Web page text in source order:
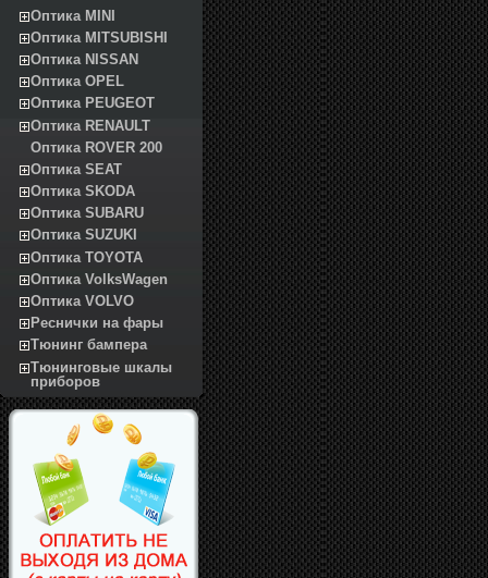
Оптика MINI
Оптика MITSUBISHI
Оптика NISSAN
Оптика OPEL
Оптика PEUGEOT
Оптика RENAULT
Оптика ROVER 200
Оптика SEAT
Оптика SKODA
Оптика SUBARU
Оптика SUZUKI
Оптика TOYOTA
Оптика VolksWagen
Оптика VOLVO
Реснички на фары
Тюнинг бампера
Тюнинговые шкалы
приборов